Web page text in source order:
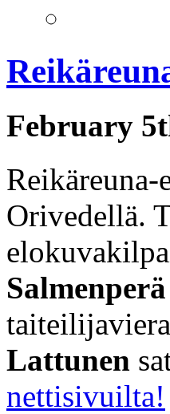
February
Orivedellä.
Salmenperä
Lattunen
nettisivuilta!